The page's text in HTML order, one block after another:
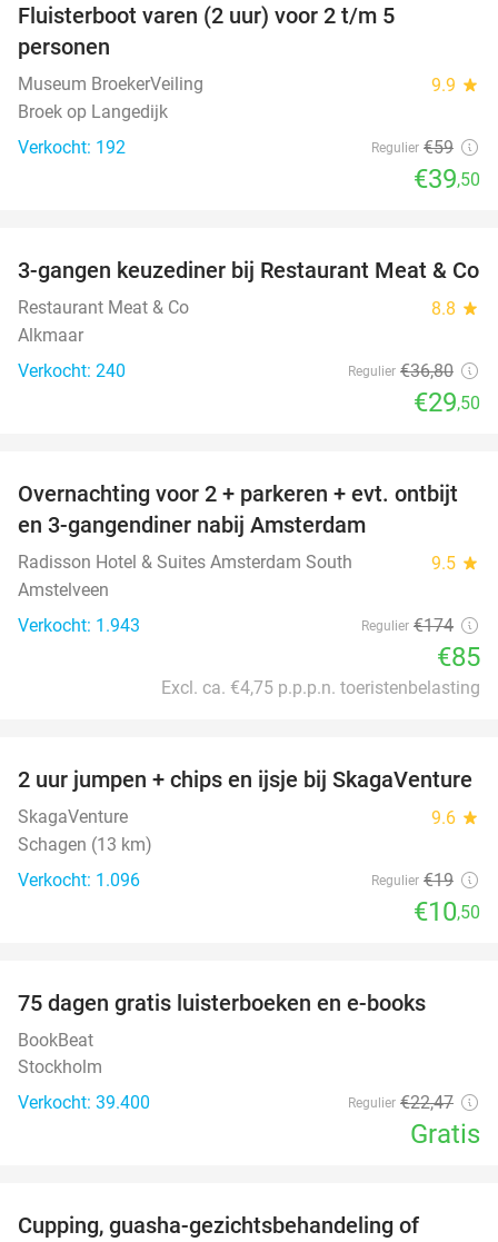
Fluisterboot varen (2 uur) voor 2 t/m 5
personen
Museum BroekerVeiling 9.9 star
Broek op Langedijk
Verkocht: 192
Regulier €59
€39,50
20%
3-gangen keuzediner bij Restaurant Meat & Co
Restaurant Meat & Co 8.8 star
Alkmaar
Verkocht: 240
Regulier €36,80
€29,50
51%
Overnachting voor 2 + parkeren + evt. ontbijt
en 3-gangendiner nabij Amsterdam
Radisson Hotel & Suites Amsterdam South 9.5 star
Amstelveen
Verkocht: 1.943
Regulier €174
€85
Excl. ca. €4,75 p.p.p.n. toeristenbelasting
45%
2 uur jumpen + chips en ijsje bij SkagaVenture
SkagaVenture 9.6 star
Schagen (13 km)
Verkocht: 1.096
Regulier €19
€10,50
75 dagen gratis luisterboeken en e-books
BookBeat
Stockholm
Verkocht: 39.400
Regulier €22,47
Gratis
Cupping, guasha-gezichtsbehandeling of